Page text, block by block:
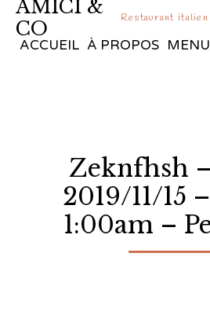
AMICI &
CO
Restaurant italien
ACCUEIL À PROPOS MENU
Zeknfhsh
2019/11/15
1:00am –